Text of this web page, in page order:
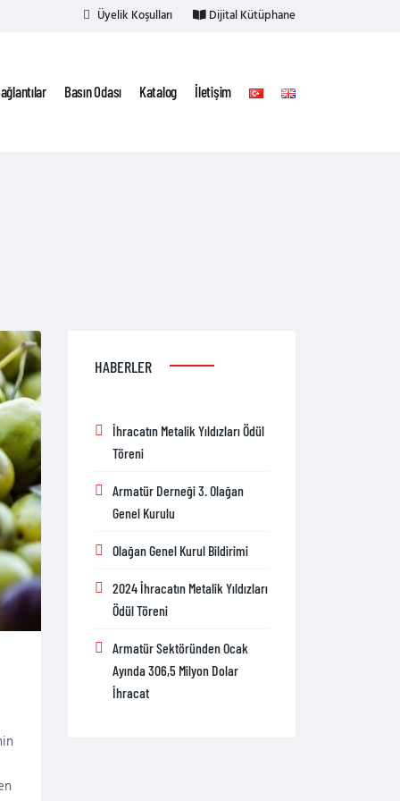
Üyelik Koşulları Dijital Kütüphane
Basın Odası Katalog İletişim
HABERLER
İhracatın Metalik Yıldızları Ödül
Töreni
Armatür Derneği 3. Olağan
Genel Kurulu
Olağan Genel Kurul Bildirimi
2024 İhracatın Metalik Yıldızları
Ödül Töreni
Armatür Sektöründen Ocak
Ayında 306,5 Milyon Dolar
İhracat